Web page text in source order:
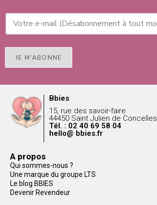
JE M'ABONNE
Bbies
15, rue des savoir-faire
44450 Saint Julien de Concelles
Tél. : 02 40 69 58 04
hello@ bbies.fr
A propos
Qui sommes-nous ?
Une marque du groupe LTS
Le blog BBIES
Devenir Revendeur